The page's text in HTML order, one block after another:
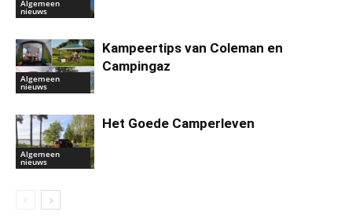
Algemeen
nieuws
Algemeen
nieuws
Kampeertips van Coleman en
Campingaz
Algemeen
nieuws
Het Goede Camperleven